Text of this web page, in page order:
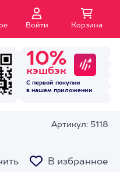
Войти Корзина
10%
кэшбэк
С первой покупки
в нашем приложении
Артикул: 5118
В избранное